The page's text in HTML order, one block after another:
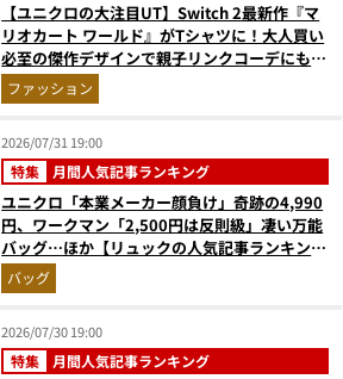
【ユニクロの大注目UT】Switch 2最新作『マ
リオカート ワールド』がTシャツに！大人買い
必至の傑作デザインで親子リンクコーデにも最
適ファッション
2026/07/31 19:00
特集 月間人気記事ランキング
ユニクロ「本業メーカー顔負け」奇跡の4,990
円、ワークマン「2,500円は反則級」凄い万能
バッグ…ほか【リュックの人気記事ランキング
ベスト3】（2026年6月版）
バッグ
2026/07/30 19:00
特集 月間人気記事ランキング